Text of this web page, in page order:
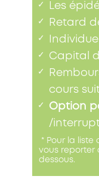
✓ Les
✓ Retard
✓
✓ Capital
✓
cours
✓ Option
/
​* Pour la liste
vous reporter
dessous.